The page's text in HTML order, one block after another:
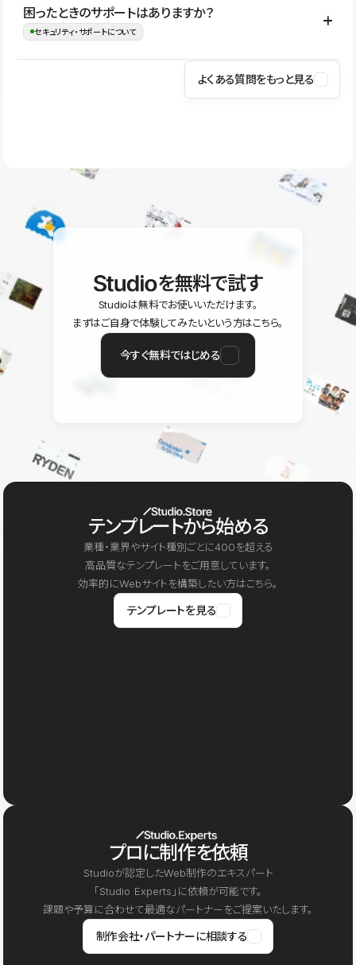
ながらレイアウトに影響を与えずに更新作業を進めやすくなりま
す。
Studioでは、公開サイトやサービスを安全に利用できるよう、通信
の暗号化、データ保護、アクセス管理、脆弱性対策など、複数の観
はSSL/TLSによる通信暗号化に対応しており、悪質なスクリプトの
困ったときのサポートはありますか？
セキュリティ・サポートについて
操作方法や機能については、ヘルプセンターでご確認いただけま
ユーザー同士で質問・相談できるコミュニティもご利用ください。
よくある質問をもっと見る
を無料で試す
Studioは無料でお使いいただけます。
まずはご自身で体験してみたいという方はこちら。
今すぐ無料ではじめる
テンプレートから始める
業種・業界やサイト種別ごとに400を超える
高品質なテンプレートをご用意しています。
効率的にWebサイトを構築したい方はこちら。
テンプレートを見る
プロに制作を依頼
Studioが認定したWeb制作のエキスパート
「Studio Experts」に依頼が可能です。
課題や予算に合わせて最適なパートナーをご提案いたします。
制作会社・パートナーに相談する